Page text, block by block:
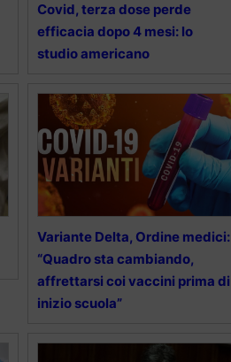
Covid, terza dose perde
efficacia dopo 4 mesi: lo
studio americano
Variante Delta, Ordine medici:
“Quadro sta cambiando,
affrettarsi coi vaccini prima di
inizio scuola”